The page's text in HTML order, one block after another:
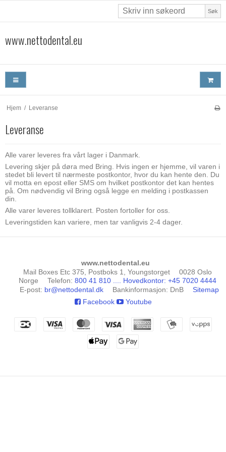
Søk
www.nettodental.eu
Hjem / Leveranse
Leveranse
Alle varer leveres fra vårt lager i Danmark.
Levering skjer på døra med Bring. Hvis ingen er hjemme, vil varen i
stedet bli levert til nærmeste postkontor, hvor du kan hente den. Du
vil motta en epost eller SMS om hvilket postkontor det kan hentes
på. Om nødvendig vil Bring også legge en melding i postkassen
din.
Alle varer leveres tollklarert. Posten fortoller for oss.
Leveringstiden kan variere, men tar vanligvis 2-4 dager.
www.nettodental.eu
Mail Boxes Etc 375, Postboks 1, Youngstorget
0028 Oslo
Norge
Telefon: 800 41 810 .... Hovedkontor: +45 7020 4444
E-post: br@nettodental.dk Bankinformasjon: DnB
Sitemap
Facebook
Youtube